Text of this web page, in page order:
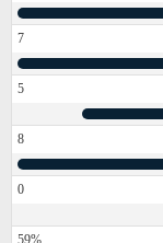
7
5
8
0
59%